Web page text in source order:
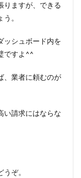
りますが、できる
。
ッシュボード内を
ですよ^^
、業者に頼むのが
い請求にはならな
ぞ。